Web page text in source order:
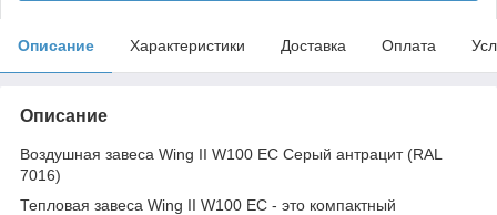
Описание Характеристики Доставка Оплата
Описание
Воздушная завеса Wing II W100 EC Серый антрацит (RAL
7016)
Тепловая завеса Wing II W100 EC - это компактный